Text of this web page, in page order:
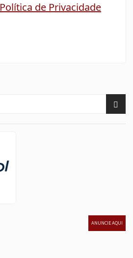
Política de Privacidade
ANUNCIE AQUI